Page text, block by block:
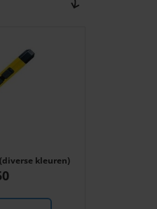
kleuren)